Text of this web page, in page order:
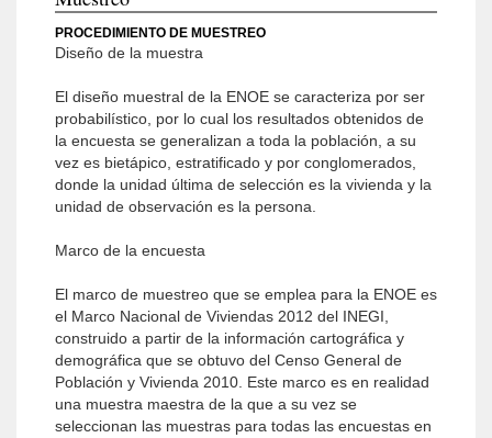
PROCEDIMIENTO DE MUESTREO
Diseño de la muestra
El diseño muestral de la ENOE se caracteriza por ser
probabilístico, por lo cual los resultados obtenidos de
la encuesta se generalizan a toda la población, a su
vez es bietápico, estratificado y por conglomerados,
donde la unidad última de selección es la vivienda y la
unidad de observación es la persona.
Marco de la encuesta
El marco de muestreo que se emplea para la ENOE es
el Marco Nacional de Viviendas 2012 del INEGI,
construido a partir de la información cartográfica y
demográfica que se obtuvo del Censo General de
Población y Vivienda 2010. Este marco es en realidad
una muestra maestra de la que a su vez se
seleccionan las muestras para todas las encuestas en